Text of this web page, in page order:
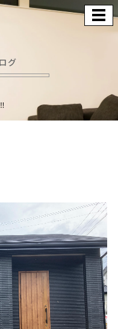
グ